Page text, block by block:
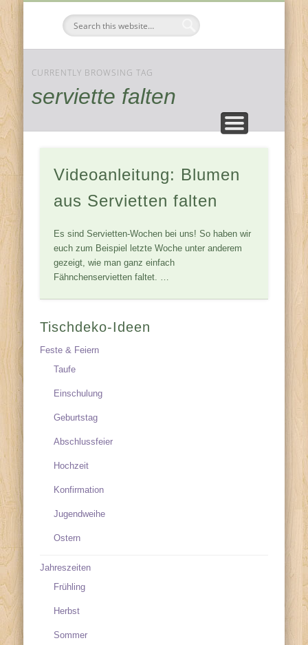
Tischdeko-
CURRENTLY BROWSING TAG
serviette falten
Videoanleitung: Blumen
aus Servietten falten
Es sind Servietten-Wochen bei uns! So haben wir
euch zum Beispiel letzte Woche unter anderem
gezeigt, wie man ganz einfach
Fähnchenservietten faltet. …
Tischdeko-Ideen
Feste & Feiern
Taufe
Einschulung
Geburtstag
Abschlussfeier
Hochzeit
Konfirmation
Jugendweihe
Ostern
Jahreszeiten
Frühling
Herbst
Sommer